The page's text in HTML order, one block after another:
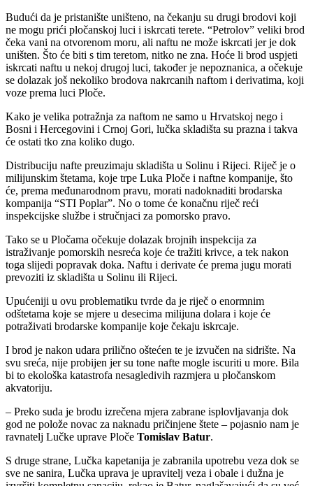
Budući da je pristanište uništeno, na čekanju su drugi brodovi koji
ne mogu prići pločanskoj luci i iskrcati terete. “Petrolov” veliki brod
čeka vani na otvorenom moru, ali naftu ne može iskrcati jer je dok
uništen. Što će biti s tim teretom, nitko ne zna. Hoće li brod uspjeti
iskrcati naftu u nekoj drugoj luci, također je nepoznanica, a očekuje
se dolazak još nekoliko brodova nakrcanih naftom i derivatima, koji
voze prema luci Ploče.
Kako je velika potražnja za naftom ne samo u Hrvatskoj nego i
Bosni i Hercegovini i Crnoj Gori, lučka skladišta su prazna i takva
će ostati tko zna koliko dugo.
Distribuciju nafte preuzimaju skladišta u Solinu i Rijeci. Riječ je o
milijunskim štetama, koje trpe Luka Ploče i naftne kompanije, što
će, prema međunarodnom pravu, morati nadoknaditi brodarska
kompanija “STI Poplar”. No o tome će konačnu riječ reći
inspekcijske službe i stručnjaci za pomorsko pravo.
Tako se u Pločama očekuje dolazak brojnih inspekcija za
istraživanje pomorskih nesreća koje će tražiti krivce, a tek nakon
toga slijedi popravak doka. Naftu i derivate će prema jugu morati
prevoziti iz skladišta u Solinu ili Rijeci.
Upućeniji u ovu problematiku tvrde da je riječ o enormnim
odštetama koje se mjere u desecima milijuna dolara i koje će
potraživati brodarske kompanije koje čekaju iskrcaje.
I brod je nakon udara prilično oštećen te je izvučen na sidrište. Na
svu sreća, nije probijen jer su tone nafte mogle iscuriti u more. Bila
bi to ekološka katastrofa nesagledivih razmjera u pločanskom
akvatoriju.
– Preko suda je brodu izrečena mjera zabrane isplovljavanja dok
god ne polože novac za naknadu pričinjene štete – pojasnio nam je
ravnatelj Lučke uprave Ploče Tomislav Batur.
S druge strane, Lučka kapetanija je zabranila upotrebu veza dok se
sve ne sanira, Lučka uprava je upravitelj veza i obale i dužna je